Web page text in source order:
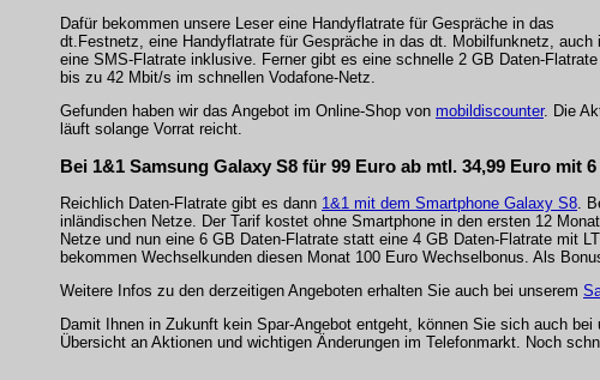
Dafür bekommen unsere Leser eine Handyflatrate für Gespräche in das
dt.Festnetz, eine Handyflatrate für Gespräche in das dt. Mobilfunknetz, auch
eine SMS-Flatrate inklusive. Ferner gibt es eine schnelle 2 GB Daten-
bis zu 42 Mbit/s im schnellen Vodafone-Netz.
Gefunden haben wir das Angebot im Online-Shop von mobildiscounter. Die
läuft solange Vorrat reicht.
Bei 1&1 Samsung Galaxy S8 für 99 Euro ab mtl. 34,99 Euro mit
Reichlich Daten-Flatrate gibt es dann 1&1 mit dem Smartphone Galaxy S8.
inländischen Netze. Der Tarif kostet ohne Smartphone in den ersten 12
Netze und nun eine 6 GB Daten-Flatrate statt eine 4 GB Daten-Flatrate mit
bekommen Wechselkunden diesen Monat 100 Euro Wechselbonus. Als
Weitere Infos zu den derzeitigen Angeboten erhalten Sie auch bei unserem
Damit Ihnen in Zukunft kein Spar-Angebot entgeht, können Sie sich auch bei
Übersicht an Aktionen und wichtigen Änderungen im Telefonmarkt. Noch